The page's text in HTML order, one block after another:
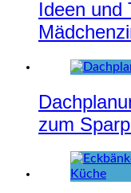
Ideen und
zum